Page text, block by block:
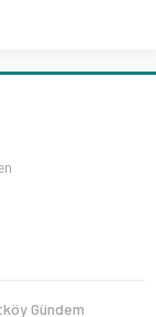
Gündem